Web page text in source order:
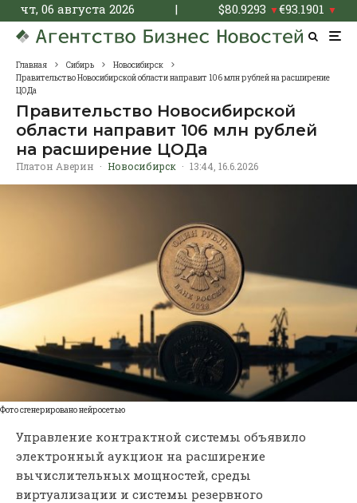
чт, 06 августа 2026 | $80.9293 ▼€93.1901 ▼
Главная Сибирь
Новосибирск
Правительство Новосибирской области направит 106 млн рублей на расширение
ЦОДа
Правительство Новосибирской
области направит 106 млн рублей
на расширение ЦОДа
Платон Аверин · Новосибирск · 13:44, 16.6.2026
Фото сгенерировано нейросетью
Управление контрактной системы объявило
электронный аукцион на расширение
вычислительных мощностей, среды
виртуализации и системы резервного